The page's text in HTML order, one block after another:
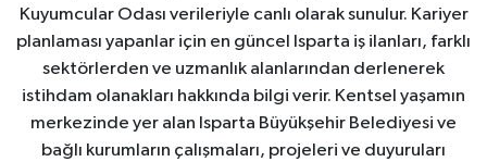
Kuyumcular Odası verileriyle canlı olarak sunulur. Kariyer
planlaması yapanlar için en güncel Isparta iş ilanları, farklı
sektörlerden ve uzmanlık alanlarından derlenerek
istihdam olanakları hakkında bilgi verir. Kentsel yaşamın
merkezinde yer alan Isparta Büyükşehir Belediyesi ve
bağlı kurumların çalışmaları, projeleri ve duyuruları